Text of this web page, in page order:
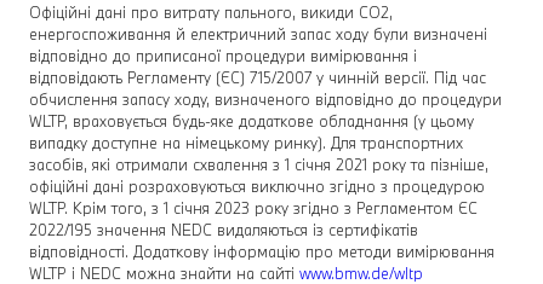
Офіційні дані про витрату пального, викиди CO2,
енергоспоживання й електричний запас ходу були визначені
відповідно до приписаної процедури вимірювання і
відповідають Регламенту (ЄС) 715/2007 у чинній версії. Під час
обчислення запасу ходу, визначеного відповідно до процедури
WLTP, враховується будь-яке додаткове обладнання (у цьому
випадку доступне на німецькому ринку). Для транспортних
засобів, які отримали схвалення з 1 січня 2021 року та пізніше,
офіційні дані розраховуються виключно згідно з процедурою
WLTP. Крім того, з 1 січня 2023 року згідно з Регламентом ЄС
2022/195 значення NEDC видаляються із сертифікатів
відповідності. Додаткову інформацію про методи вимірювання
WLTP і NEDC можна знайти на сайті www.bmw.de/wltp